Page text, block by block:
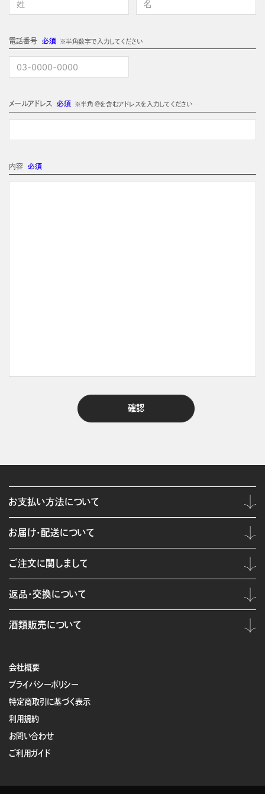
電話番号必須 ※半角数字で入力してください
メールアドレス 必須 ※半角 @を含むアドレスを入力してください
内容 必須
会社概要
プライバシーポリシー
特定商取引に基づく表示
利用規約
お問い合わせ
ご利用ガイド
お支払い方法について
お届け・配送について
ご注文に関しまして
返品・交換について
酒類販売について